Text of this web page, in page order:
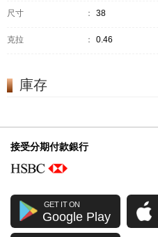
尺寸 ： 38
克拉 ： 0.46
庫存
接受分期付款銀行
GET IT ON
Google Play